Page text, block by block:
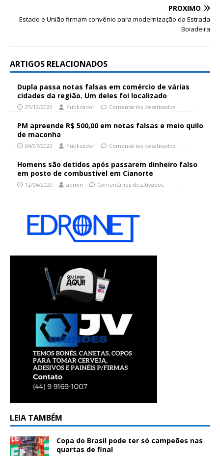
PRÓXIMO
Estado e União firmam convênio para modernização da Estrada
Boiadeira
ARTIGOS RELACIONADOS
Dupla passa notas falsas em comércio de várias
cidades da região. Um deles foi localizado
23/12/2020 Publicador Comentários desativados
PM apreende R$ 500,00 em notas falsas e meio quilo
de maconha
04/07/2020 Publicador Comentários desativados
Homens são detidos após passarem dinheiro falso
em posto de combustível em Cianorte
12/06/2020 admin Comentários desativados
LEIA TAMBÉM
Copa do Brasil pode ter só campeões nas
quartas de final